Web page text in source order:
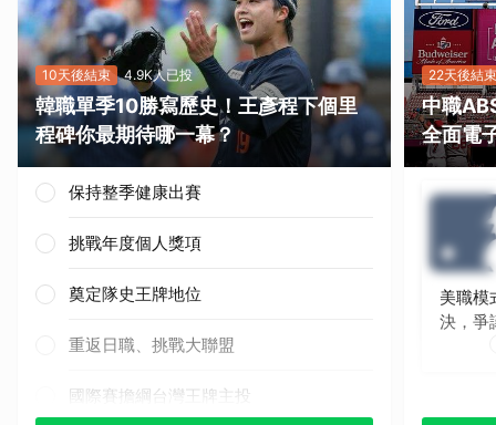
10天後結束 4.9K人已投
韓職單季10勝寫歷史！王彥程下個里
程碑你最期待哪一幕？
保持整季健康出賽
挑戰年度個人獎項
奠定隊史王牌地位
重返日職、挑戰大聯盟
國際賽擔綱台灣王牌主投
22天後結束
中職
全面電
美職模
決，爭